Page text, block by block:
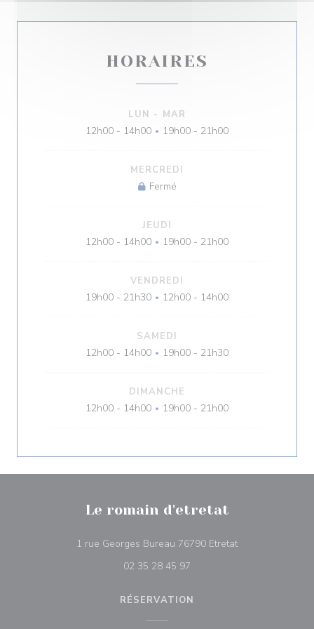
HORAIRES
LUN - MAR
12h00 - 14h00 • 19h00 - 21h00
MERCREDI
Fermé
JEUDI
12h00 - 14h00 • 19h00 - 21h00
VENDREDI
19h00 - 21h30 • 12h00 - 14h00
SAMEDI
12h00 - 14h00 • 19h00 - 21h30
DIMANCHE
12h00 - 14h00 • 19h00 - 21h00
Le romain d'etretat
1 rue Georges Bureau 76790 Etretat((ouvre une
02 35 28 45 97
RÉSERVATION